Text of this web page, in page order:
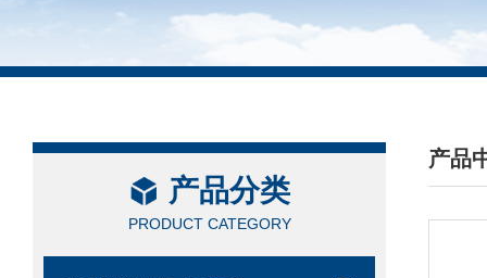
产品分类
PRODUCT CATEGORY
产品
/